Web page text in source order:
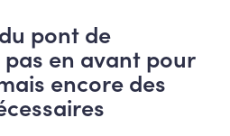
pont de
en avant pour
encore des